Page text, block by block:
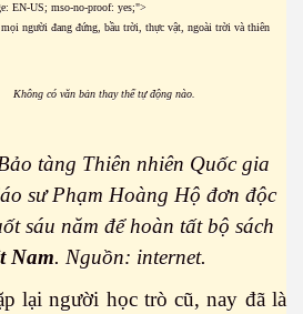
EN-US; mso-no-proof: yes;">
tàng Thiên nhiên Quốc gia
sư Phạm Hoàng Hộ đơn độc
sáu năm để hoàn tất bộ sách
Nam. Nguồn: internet.
lại người học trò cũ, nay đã là